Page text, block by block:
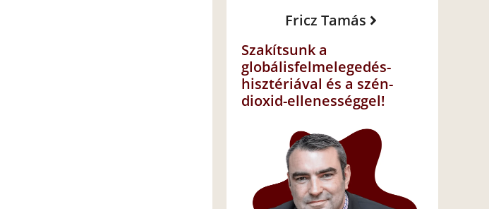
Fricz Tamás
Szakítsunk a
globálisfelmelegedés-
hisztériával és a szén-
dioxid-ellenességgel!